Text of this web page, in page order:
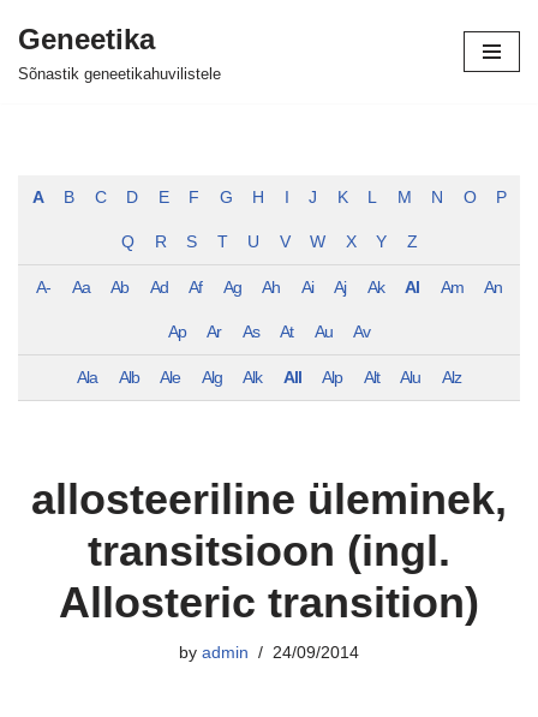
Skip
Geneetika
Sõnastik geneetikahuvilistele
A B C D E F G H J K L M N O P
Q R S T U V W X Y Z
A- Aa Ab Ad Af Ag Ah Ai Aj Ak Al Am An
Ap Ar As At Au Av
Ala Alb Ale Alg Alk All Alp Alt Alu Alz
allosteeriline üleminek,
transitsioon (ingl.
Allosteric transition)
by admin 24/09/2014